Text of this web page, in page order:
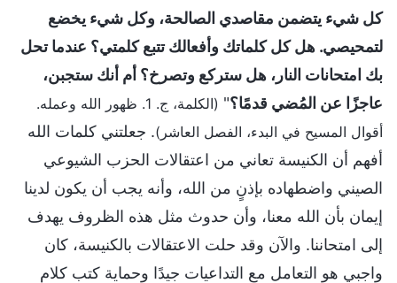
كل شيء يتضمن مقاصدي الصالحة، وكل شيء يخضع
لتمحيصي. هل كل كلماتك وأفعالك تتبع كلمتي؟ عندما تحل
بك امتحانات النار، هل ستركع وتصرخ؟ أم أنك ستجبن،
عاجزًا عن المُضي قدمًا؟"
(الكلمة، ج. 1. ظهور الله وعمله.
أقوال المسيح في البدء، الفصل العاشر). جعلتني كلمات الله
أفهم أن الكنيسة تعاني من اعتقالات الحزب الشيوعي
الصيني واضطهاده بإذنٍ من الله، وأنه يجب أن يكون لدينا
إيمان بأن الله معنا، وأن حدوث مثل هذه الظروف يهدف
إلى امتحاننا. والآن وقد حلت الاعتقالات بالكنيسة، كان
واجبي هو التعامل مع التداعيات جيدًا وحماية كتب كلام